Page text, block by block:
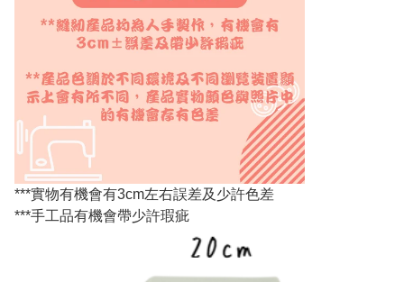
***實物有機會有3cm左右誤差及少許色差
***手工品有機會帶少許瑕疵